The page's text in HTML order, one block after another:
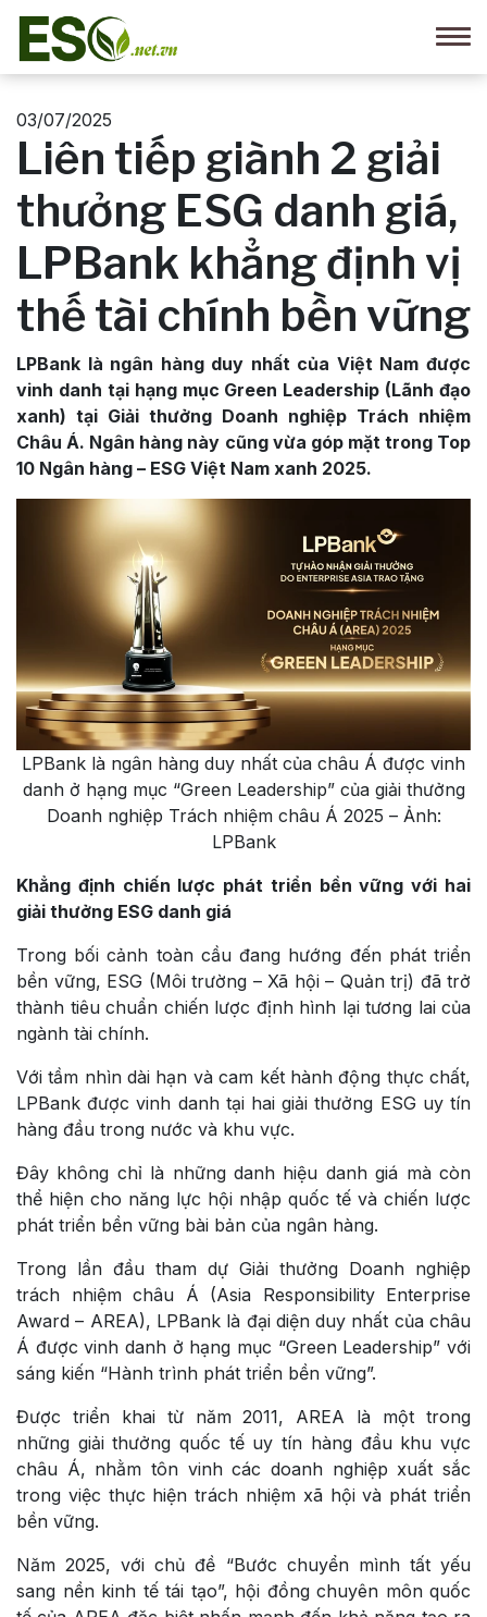
03/07/2025
Liên tiếp giành 2 giải
thưởng ESG danh giá,
LPBank khẳng định vị
thế tài chính bền vững
LPBank là ngân hàng duy nhất của Việt Nam được
vinh danh tại hạng mục Green Leadership (Lãnh đạo
xanh) tại Giải thưởng Doanh nghiệp Trách nhiệm
Châu Á. Ngân hàng này cũng vừa góp mặt trong Top
10 Ngân hàng – ESG Việt Nam xanh 2025.
LPBank là ngân hàng duy nhất của châu Á được vinh
danh ở hạng mục “Green Leadership” của giải thưởng
Doanh nghiệp Trách nhiệm châu Á 2025 – Ảnh:
LPBank
Khẳng định chiến lược phát triển bền vững với hai
giải thưởng ESG danh giá
Trong bối cảnh toàn cầu đang hướng đến phát triển
bền vững, ESG (Môi trường – Xã hội – Quản trị) đã trở
thành tiêu chuẩn chiến lược định hình lại tương lai của
ngành tài chính.
Với tầm nhìn dài hạn và cam kết hành động thực chất,
LPBank được vinh danh tại hai giải thưởng ESG uy tín
hàng đầu trong nước và khu vực.
Đây không chỉ là những danh hiệu danh giá mà còn
thể hiện cho năng lực hội nhập quốc tế và chiến lược
phát triển bền vững bài bản của ngân hàng.
Trong lần đầu tham dự Giải thưởng Doanh nghiệp
trách nhiệm châu Á (Asia Responsibility Enterprise
Award – AREA), LPBank là đại diện duy nhất của châu
Á được vinh danh ở hạng mục “Green Leadership” với
sáng kiến “Hành trình phát triển bền vững”.
Được triển khai từ năm 2011, AREA là một trong
những giải thưởng quốc tế uy tín hàng đầu khu vực
châu Á, nhằm tôn vinh các doanh nghiệp xuất sắc
trong việc thực hiện trách nhiệm xã hội và phát triển
bền vững.
Năm 2025, với chủ đề “Bước chuyển mình tất yếu
sang nền kinh tế tái tạo”, hội đồng chuyên môn quốc